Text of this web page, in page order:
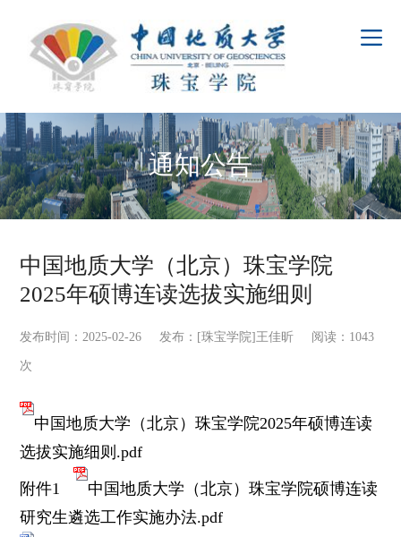
通知公告
中国地质大学（北京）珠宝学院
2025年硕博连读选拔实施细则
发布时间：2025-02-26 发布：[珠宝学院]王佳昕 阅读： 1043
次
中国地质大学（北京）珠宝学院2025年硕博连读
选拔实施细则.pdf
附件1
中国地质大学（北京）珠宝学院硕博连读
研究生遴选工作实施办法.pdf